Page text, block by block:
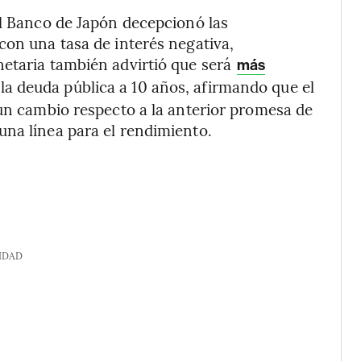
de Japón decepcionó las
una tasa de interés negativa,
también advirtió que será más
deuda pública a 10 años, afirmando que el
cambio respecto a la anterior promesa de
línea para el rendimiento.